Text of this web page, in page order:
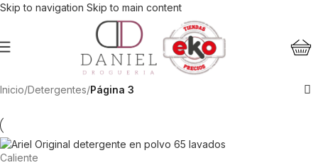
Skip to navigation Skip to main content
Inicio/Detergentes/Página 3
Caliente